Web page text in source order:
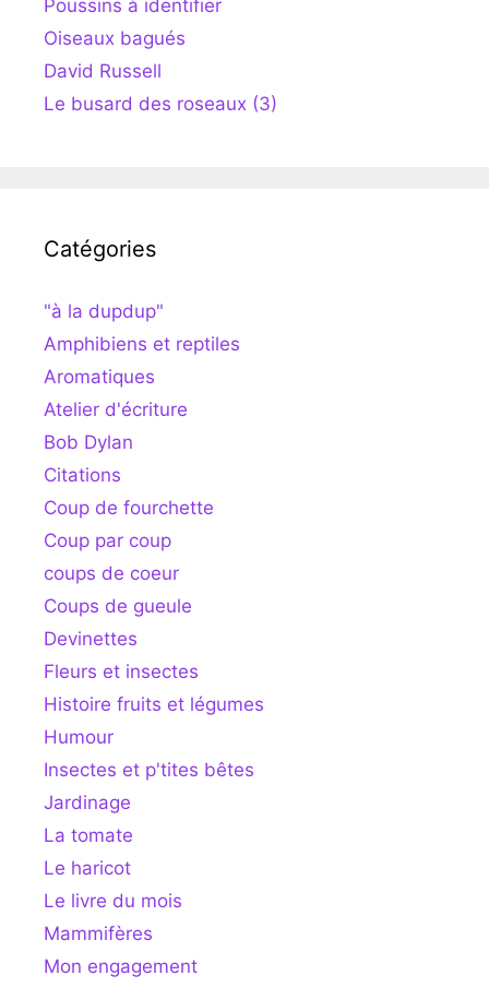
Poussins à identifier
Oiseaux bagués
David Russell
Le busard des roseaux (3)
Catégories
"à la dupdup"
Amphibiens et reptiles
Aromatiques
Atelier d'écriture
Bob Dylan
Citations
Coup de fourchette
Coup par coup
coups de coeur
Coups de gueule
Devinettes
Fleurs et insectes
Histoire fruits et légumes
Humour
Insectes et p'tites bêtes
Jardinage
La tomate
Le haricot
Le livre du mois
Mammifères
Mon engagement